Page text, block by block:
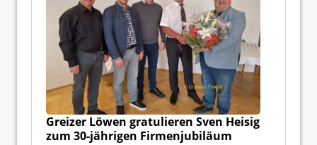
Greizer Löwen gratulieren Sven Heisig
zum 30-jährigen Firmenjubiläum